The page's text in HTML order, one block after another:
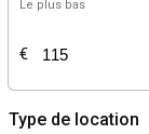
Le plus bas
€
Type de location